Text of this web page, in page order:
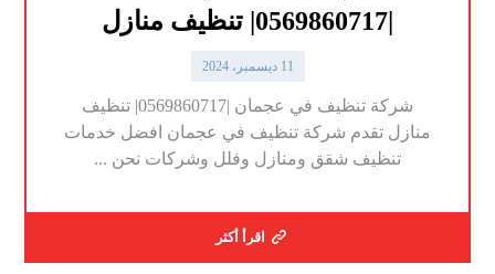
|0569860717| تنظيف منازل
11 ديسمبر، 2024
شركة تنظيف في عجمان |0569860717| تنظيف
منازل تقدم شركة تنظيف في عجمان افضل خدمات
تنظيف شقق ومنازل وفلل وشركات نحن ...
اقرأ أكثر